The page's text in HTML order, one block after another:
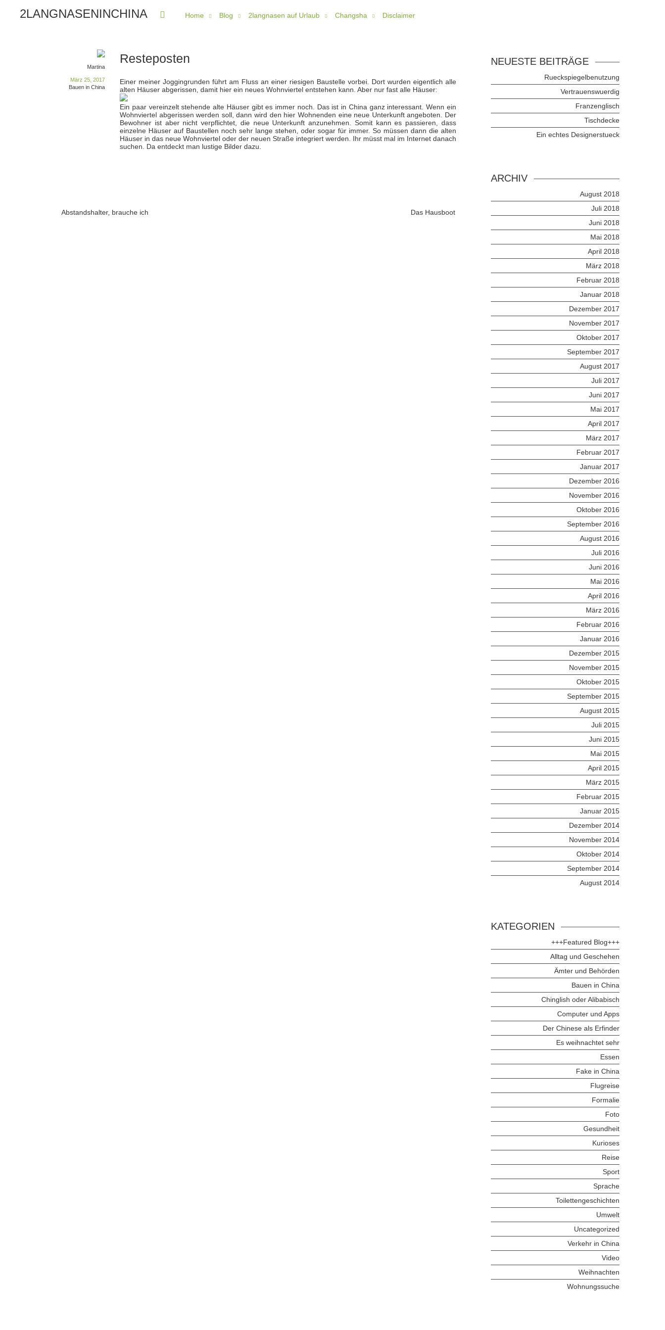
2LANGNASENINCHINA Home Blog 2langnasen auf Urlaub Changsha Disclaimer
Resteposten
Martina
März 25, 2017
Bauen in China
Einer meiner Joggingrunden führt am Fluss an einer riesigen Baustelle vorbei. Dort wurden eigentlich alle
alten Häuser abgerissen, damit hier ein neues Wohnviertel entstehen kann. Aber nur fast alle Häuser:
Ein paar vereinzelt stehende alte Häuser gibt es immer noch. Das ist in China ganz interessant. Wenn ein
Wohnviertel abgerissen werden soll, dann wird den hier Wohnenden eine neue Unterkunft angeboten. Der
Bewohner ist aber nicht verpflichtet, die neue Unterkunft anzunehmen. Somit kann es passieren, dass
einzelne Häuser auf Baustellen noch sehr lange stehen, oder sogar für immer. So müssen dann die alten
Häuser in das neue Wohnviertel oder der neuen Straße integriert werden. Ihr müsst mal im Internet danach
suchen. Da entdeckt man lustige Bilder dazu.
Abstandshalter, brauche ich Das Hausboot
NEUESTE BEITRÄGE
Rueckspiegelbenutzung
Vertrauenswuerdig
Franzenglisch
Tischdecke
Ein echtes Designerstueck
ARCHIV
August 2018
Juli 2018
Juni 2018
Mai 2018
April 2018
März 2018
Februar 2018
Januar 2018
Dezember 2017
November 2017
Oktober 2017
September 2017
August 2017
Juli 2017
Juni 2017
Mai 2017
April 2017
März 2017
Februar 2017
Januar 2017
Dezember 2016
November 2016
Oktober 2016
September 2016
August 2016
Juli 2016
Juni 2016
Mai 2016
April 2016
März 2016
Februar 2016
Januar 2016
Dezember 2015
November 2015
Oktober 2015
September 2015
August 2015
Juli 2015
Juni 2015
Mai 2015
April 2015
März 2015
Februar 2015
Januar 2015
Dezember 2014
November 2014
Oktober 2014
September 2014
August 2014
KATEGORIEN
+++Featured Blog+++
Alltag und Geschehen
Ämter und Behörden
Bauen in China
Chinglish oder Alibabisch
Computer und Apps
Der Chinese als Erfinder
Es weihnachtet sehr
Essen
Fake in China
Flugreise
Formalie
Foto
Gesundheit
Kurioses
Reise
Sport
Sprache
Toilettengeschichten
Umwelt
Uncategorized
Verkehr in China
Video
Weihnachten
Wohnungssuche